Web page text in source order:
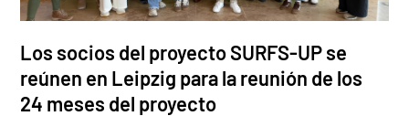
Los socios del proyecto SURFS-UP se
reúnen en Leipzig para la reunión de los
24 meses del proyecto